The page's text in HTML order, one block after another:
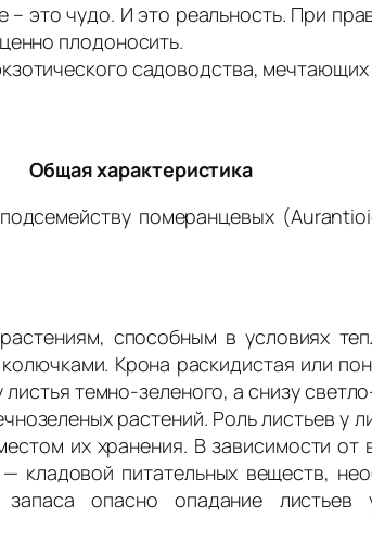
это чудо. И это реальность. При
плодоносить.
садоводства,
Общая характеристика
померанцевых
способным в условиях
Крона раскидистая или
темно-зеленого, а снизу
растений. Роль листьев у
их хранения. В зависимости
питательных веществ,
опасно опадание